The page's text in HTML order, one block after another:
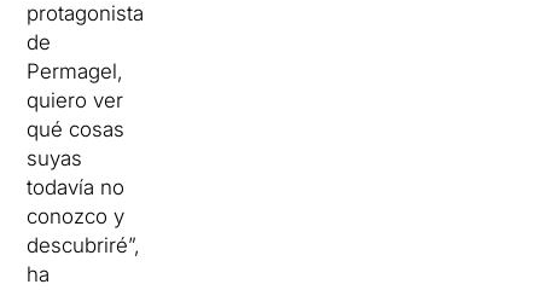
protagonista
de
Permagel,
quiero ver
qué cosas
suyas
todavía no
conozco y
descubriré”,
ha